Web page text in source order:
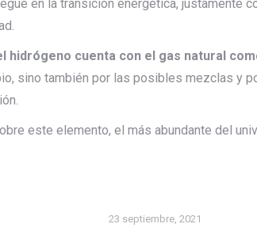
en la transición energética, justamente
hidrógeno cuenta con el gas natural
sino también por las posibles mezclas y
este elemento, el más abundante del
23 septiembre, 2021